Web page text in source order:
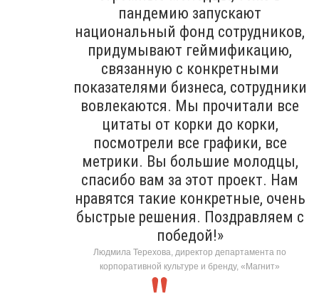
пандемию запускают
национальный фонд сотрудников,
придумывают геймификацию,
связанную с конкретными
показателями бизнеса, сотрудники
вовлекаются. Мы прочитали все
цитаты от корки до корки,
посмотрели все графики, все
метрики. Вы большие молодцы,
спасибо вам за этот проект. Нам
нравятся такие конкретные, очень
быстрые решения. Поздравляем с
победой!»
Людмила Терехова, директор департамента по
корпоративной культуре и бренду, «Магнит»